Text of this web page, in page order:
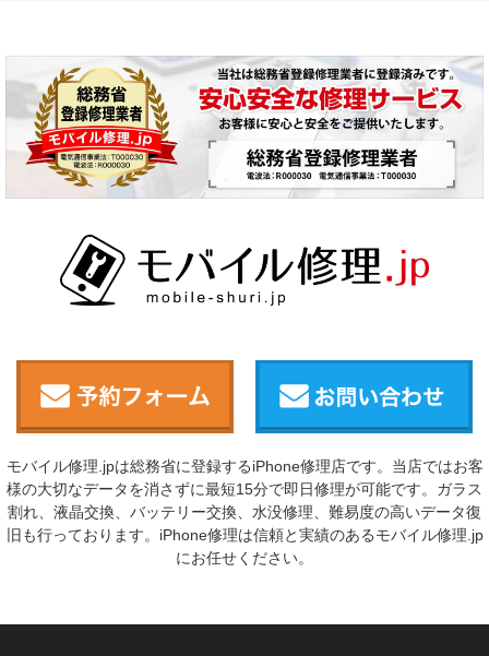
モバイル修理.jpは総務省に登録するiPhone修理店です。当店ではお客
様の大切なデータを消さずに最短15分で即日修理が可能です。ガラス
割れ、液晶交換、バッテリー交換、水没修理、難易度の高いデータ復
旧も行っております。iPhone修理は信頼と実績のあるモバイル修理.jp
にお任せください。